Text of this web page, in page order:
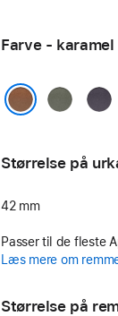
Farve - karamel
salviegrå
Størrelse på
42 mm
Passer til de fleste
Læs mere om
Størrelse på